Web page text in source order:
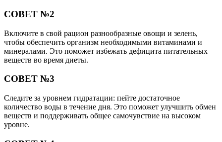
СОВЕТ №2
Включите в свой рацион разнообразные овощи и зелень,
чтобы обеспечить организм необходимыми витаминами и
минералами. Это поможет избежать дефицита питательных
веществ во время диеты.
СОВЕТ №3
Следите за уровнем гидратации: пейте достаточное
количество воды в течение дня. Это поможет улучшить обмен
веществ и поддерживать общее самочувствие на высоком
уровне.